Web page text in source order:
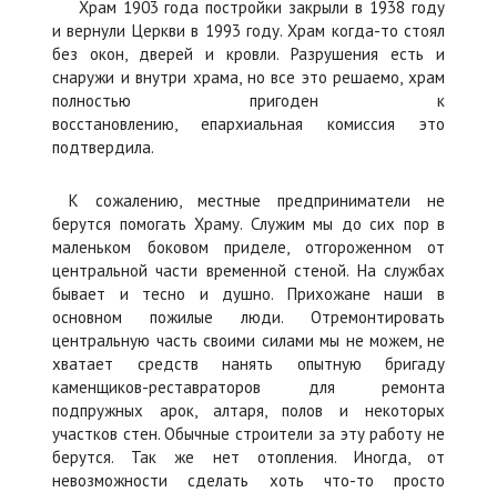
654000 Р
Храм 1903 года постройки закрыли в 1938 году
и вернули Церкви в 1993 году. Храм когда-то стоял
без окон, дверей и кровли. Разрушения есть и
снаружи и внутри храма, но все это решаемо, храм
полностью пригоден к
восстановлению, епархиальная комиссия это
подтвердила.
К сожалению, местные предприниматели не
берутся помогать Храму. Служим мы до сих пор в
маленьком боковом приделе, отгороженном от
центральной части временной стеной. На службах
бывает и тесно и душно. Прихожане наши в
основном пожилые люди. Отремонтировать
центральную часть своими силами мы не можем, не
хватает средств нанять опытную бригаду
каменщиков-реставраторов для ремонта
подпружных арок, алтаря, полов и некоторых
участков стен. Обычные строители за эту работу не
берутся. Так же нет отопления. Иногда, от
невозможности сделать хоть что-то просто